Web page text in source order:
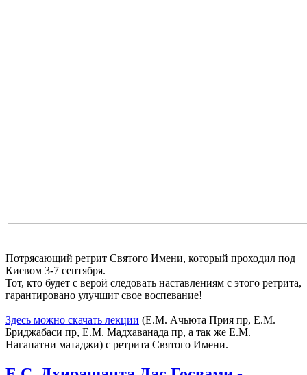
Потрясающий ретрит Святого Имени, который проходил под
Киевом 3-7 сентября.
Тот, кто будет с верой следовать наставлениям с этого ретрита,
гарантировано улучшит свое воспевание!
Здесь можно скачать лекции (Е.М. Ачьюта Прия пр, Е.М.
Бриджабаси пр, Е.М. Мадхаванада пр, а так же Е.М.
Нагапатни матаджи) с ретрита Святого Имени.